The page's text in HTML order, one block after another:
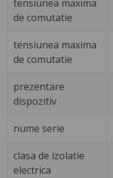
tensiunea maxima
de comutatie
tensiunea maxima
de comutatie
prezentare
dispozitiv
nume serie
clasa de izolatie
electrica